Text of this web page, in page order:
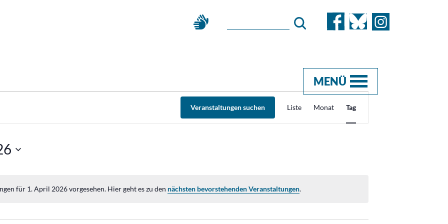
MENÜ
Hinweis
für 1. April 2026 vorgesehen. Hier geht es zu den nächsten bevorstehenden Veranstaltungen.
Veranstaltungen suchen
Veranstaltung
Ansichten-
Navigation
Liste Monat Tag